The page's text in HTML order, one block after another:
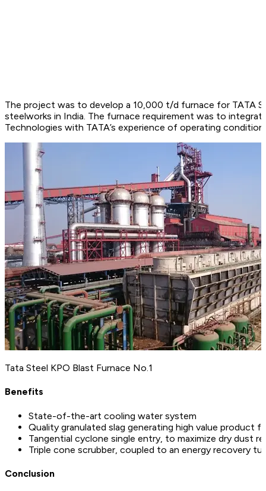
The project was to develop a 10,000 t/d furnace for TATA
steelworks in India. The furnace requirement was to
Technologies with TATA’s experience of operating
Tata Steel KPO Blast Furnace No.1
Benefits
State-of-the-art cooling water system
Quality granulated slag generating high value product
Tangential cyclone single entry, to maximize dry dust
Triple cone scrubber, coupled to an energy recovery
Conclusion